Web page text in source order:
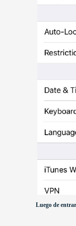
Luego de